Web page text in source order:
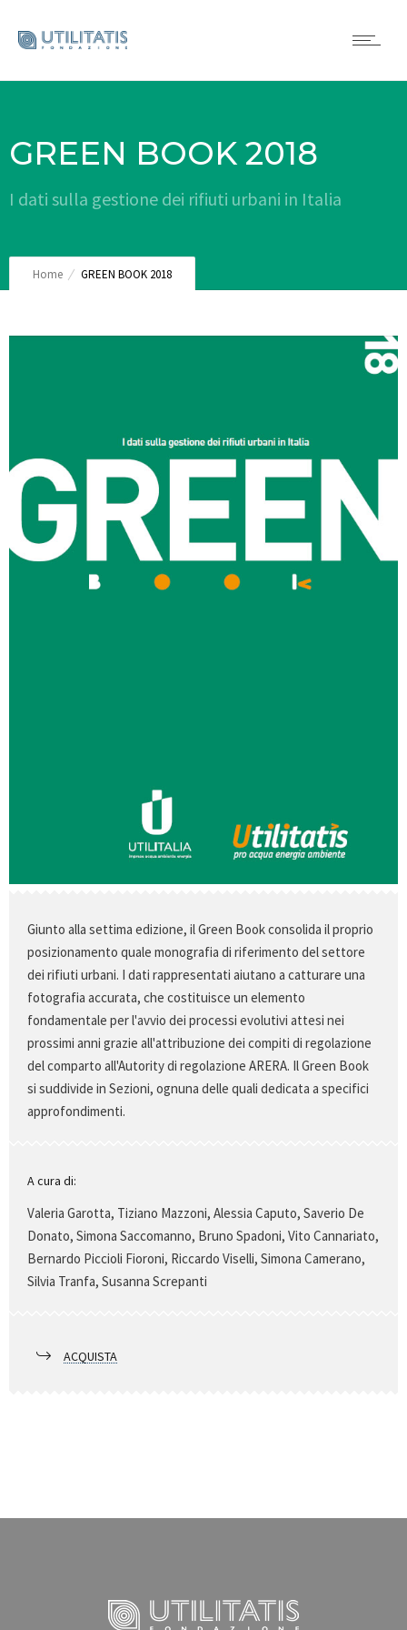
GREEN BOOK 2018
I dati sulla gestione dei rifiuti urbani in Italia
Home GREEN BOOK 2018
Giunto alla settima edizione, il Green Book consolida il proprio
posizionamento quale monografia di riferimento del settore
dei rifiuti urbani. I dati rappresentati aiutano a catturare una
fotografia accurata, che costituisce un elemento
fondamentale per l'avvio dei processi evolutivi attesi nei
prossimi anni grazie all'attribuzione dei compiti di regolazione
del comparto all'Autority di regolazione ARERA. Il Green Book
si suddivide in Sezioni, ognuna delle quali dedicata a specifici
approfondimenti.
A cura di:
Valeria Garotta, Tiziano Mazzoni, Alessia Caputo, Saverio De
Donato, Simona Saccomanno, Bruno Spadoni, Vito Cannariato,
Bernardo Piccioli Fioroni, Riccardo Viselli, Simona Camerano,
Silvia Tranfa, Susanna Screpanti
ACQUISTA